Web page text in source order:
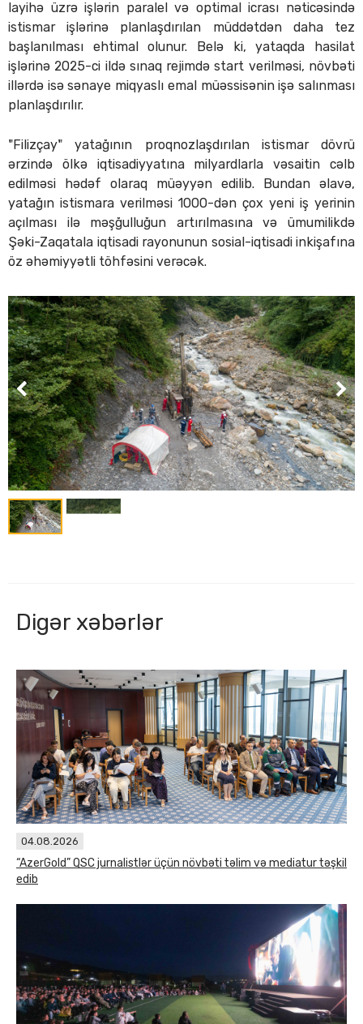
layihə üzrə işlərin paralel və optimal icrası nəticəsində
istismar işlərinə planlaşdırılan müddətdən daha tez
başlanılması ehtimal olunur. Belə ki, yataqda hasilat
işlərinə 2025-ci ildə sınaq rejimdə start verilməsi, növbəti
illərdə isə sənaye miqyaslı emal müəssisənin işə salınması
planlaşdırılır.
"Filizçay" yatağının proqnozlaşdırılan istismar dövrü
ərzində ölkə iqtisadiyyatına milyardlarla vəsaitin cəlb
edilməsi hədəf olaraq müəyyən edilib. Bundan əlavə,
yatağın istismara verilməsi 1000-dən çox yeni iş yerinin
açılması ilə məşğulluğun artırılmasına və ümumilikdə
Şəki-Zaqatala iqtisadi rayonunun sosial-iqtisadi inkişafına
öz əhəmiyyətli töhfəsini verəcək.
Digər xəbərlər
04.08.2026
“AzerGold” QSC jurnalistlər üçün növbəti təlim və mediatur təşkil
edib